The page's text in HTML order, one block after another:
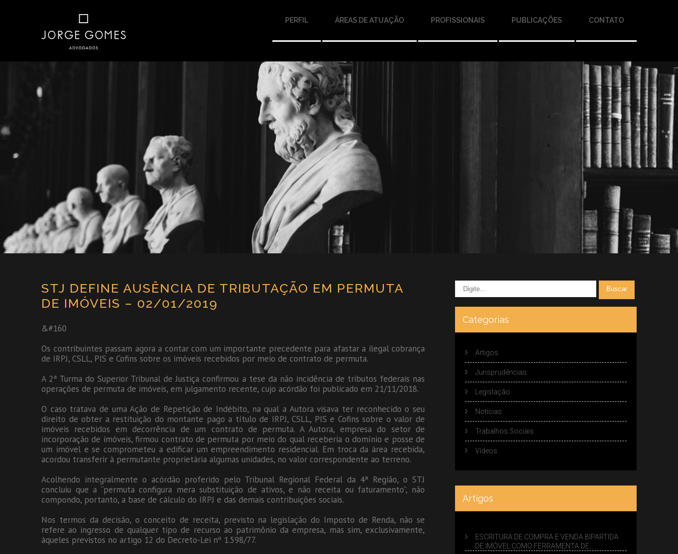
PERFIL ÁREAS DE ATUAÇÃO PROFISSIONAIS PUBLICAÇÕES CONTATO
STJ DEFINE AUSÊNCIA DE TRIBUTAÇÃO EM PERMUTA
DE IMÓVEIS – 02/01/2019
&#160
Os contribuintes passam agora a contar com um importante precedente para afastar a ilegal cobrança
de IRPJ, CSLL, PIS e Cofins sobre os imóveis recebidos por meio de contrato de permuta.
A 2ª Turma do Superior Tribunal de Justiça confirmou a tese da não incidência de tributos federais nas
operações de permuta de imóveis, em julgamento recente, cujo acórdão foi publicado em 21/11/2018.
O caso tratava de uma Ação de Repetição de Indébito, na qual a Autora visava ter reconhecido o seu
direito de obter a restituição do montante pago a título de IRPJ, CSLL, PIS e Cofins sobre o valor de
imóveis recebidos em decorrência de um contrato de permuta. A Autora, empresa do setor de
incorporação de imóveis, firmou contrato de permuta por meio do qual receberia o domínio e posse de
um imóvel e se comprometeu a edificar um empreendimento residencial. Em troca da área recebida,
acordou transferir à permutante proprietária algumas unidades, no valor correspondente ao terreno.
Acolhendo integralmente o acórdão proferido pelo Tribunal Regional Federal da 4ª Região, o STJ
concluiu que a “permuta configura mera substituição de ativos, e não receita ou faturamento”, não
compondo, portanto, a base de cálculo do IRPJ e das demais contribuições sociais.
Nos termos da decisão, o conceito de receita, previsto na legislação do Imposto de Renda, não se
refere ao ingresso de qualquer tipo de recurso ao patrimônio da empresa, mas sim, exclusivamente,
àqueles previstos no artigo 12 do Decreto-Lei nº 1.598/77.
Categorias
Artigos
Jurisprudências
Legislação
Notícias
Trabalhos Sociais
Vídeos
Artigos
ESCRITURA DE COMPRA E VENDA BIPARTIDA
DE IMÓVEL COMO FERRAMENTA DE